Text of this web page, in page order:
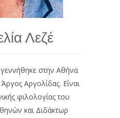
Λεζέ
στην Αθήνα
Αργολίδας. Είναι
φιλολογίας του
και Διδάκτωρ